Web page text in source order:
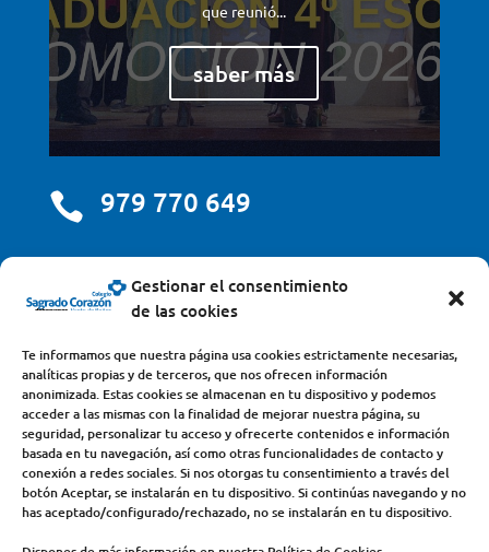
Gestionar el consentimiento
de las cookies
Te informamos que nuestra página usa cookies estrictamente necesarias,
analíticas propias y de terceros, que nos ofrecen información
anonimizada. Estas cookies se almacenan en tu dispositivo y podemos
acceder a las mismas con la finalidad de mejorar nuestra página, su
seguridad, personalizar tu acceso y ofrecerte contenidos e información
basada en tu navegación, así como otras funcionalidades de contacto y
conexión a redes sociales. Si nos otorgas tu consentimiento a través del
botón Aceptar, se instalarán en tu dispositivo. Si continúas navegando y no
has aceptado/configurado/rechazado, no se instalarán en tu dispositivo.
que reunió...
saber más
 979 770 649
centro@scjdehon.com
Colegio y Seminario Sagrado Corazón
Avda. Castilla y León, s/n – 34200 – Venta de Baños
(Palencia) – Teléfono 979770649